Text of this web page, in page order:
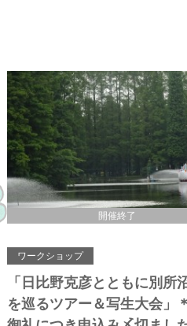
開催終了
ワークショップ
「日比野克彦とともに別所
を巡るツアー＆写生大会」